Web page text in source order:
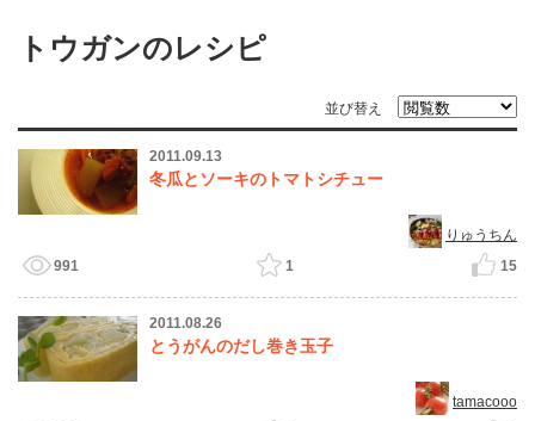
トウガンのレシピ
並び替え
2011.09.13
冬瓜とソーキのトマトシチュー
りゅうちん
991
1 15
2011.08.26
とうがんのだし巻き玉子
tamacooo